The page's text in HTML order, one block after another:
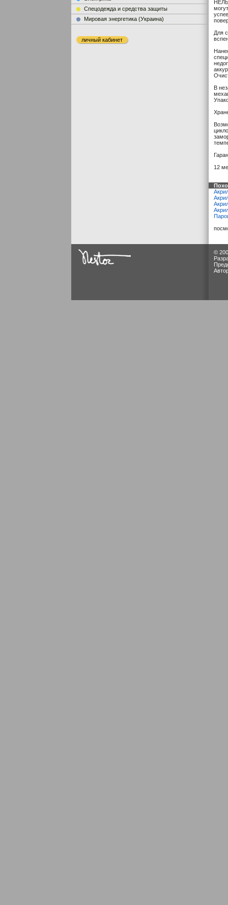
Cпецодежда и средства защиты
Мировая энергетика (Украина)
личный кабинет
Для
В
12
©